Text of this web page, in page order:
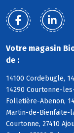
Votre magasin
de :
14100 Cordebugle,
14290 Courtonne-
Folletière-Abenon,
Martin-de-Bienfaite-
Courtonne, 27410